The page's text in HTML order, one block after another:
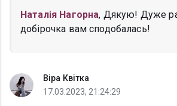
Наталія Нагорна, Дякую! Дуже
добірочка вам сподобалась!
Віра Квітка
17.03.2023, 21:24:29